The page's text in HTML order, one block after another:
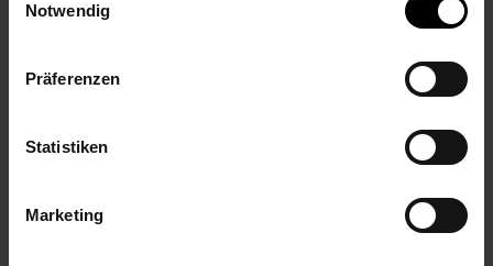
Notwendig
Präferenzen
Statistiken
Marketing
Volumen. Er zeichnet sich durch gleichmäßige Temperatur und
kurze Aufheizzeit dank 4 langlebiger Heizelemente aus
Artikel gehört zur Kategorie: